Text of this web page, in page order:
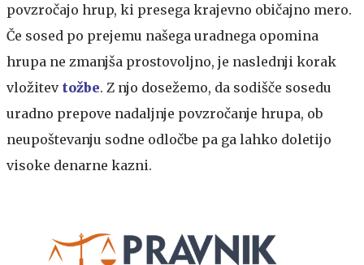
povzročajo hrup, ki presega krajevno običajno mero.
Če sosed po prejemu našega uradnega opomina
hrupa ne zmanjša prostovoljno, je naslednji korak
vložitev tožbe. Z njo dosežemo, da sodišče sosedu
uradno prepove nadaljnje povzročanje hrupa, ob
neupoštevanju sodne odločbe pa ga lahko doletijo
visoke denarne kazni.